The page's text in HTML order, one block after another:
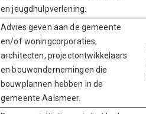
en jeugdhulpverlening.
Advies geven aan de gemeente
en/of woningcorporaties,
architecten, projectontwikkelaars
en bouwondernemingen die
bouwplannen hebben in de
gemeente Aalsmeer.